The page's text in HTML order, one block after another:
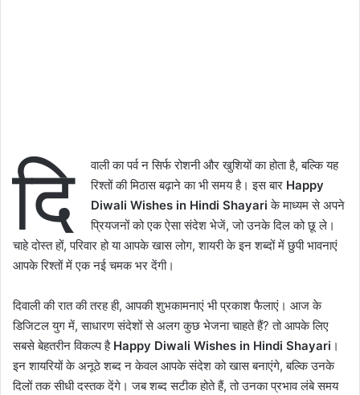
दि
वाली का पर्व न सिर्फ रोशनी और खुशियों का होता है, बल्कि यह
रिश्तों की मिठास बढ़ाने का भी समय है। इस बार Happy
Diwali Wishes in Hindi Shayari के माध्यम से अपने
प्रियजनों को एक ऐसा संदेश भेजें, जो उनके दिल को छू ले।
चाहे दोस्त हों, परिवार हो या आपके खास लोग, शायरी के इन शब्दों में छुपी भावनाएं
आपके रिश्तों में एक नई चमक भर देंगी।
दिवाली की रात की तरह ही, आपकी शुभकामनाएं भी प्रकाश फैलाएं। आज के
डिजिटल युग में, साधारण संदेशों से अलग कुछ भेजना चाहते हैं? तो आपके लिए
सबसे बेहतरीन विकल्प है Happy Diwali Wishes in Hindi Shayari ।
इन शायरियों के अनूठे शब्द न केवल आपके संदेश को खास बनाएंगे, बल्कि उनके
दिलों तक सीधी दस्तक देंगे। जब शब्द सटीक होते हैं, तो उनका प्रभाव लंबे समय